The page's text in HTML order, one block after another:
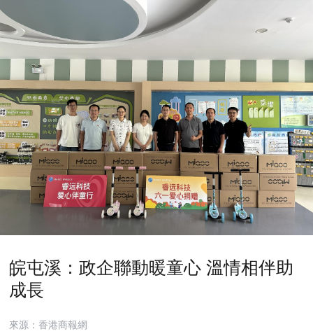
皖屯溪：政企聯動暖童心 溫情相伴助
成長
來源：香港商報網